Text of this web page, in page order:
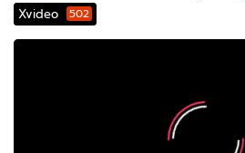
Xvideo
502